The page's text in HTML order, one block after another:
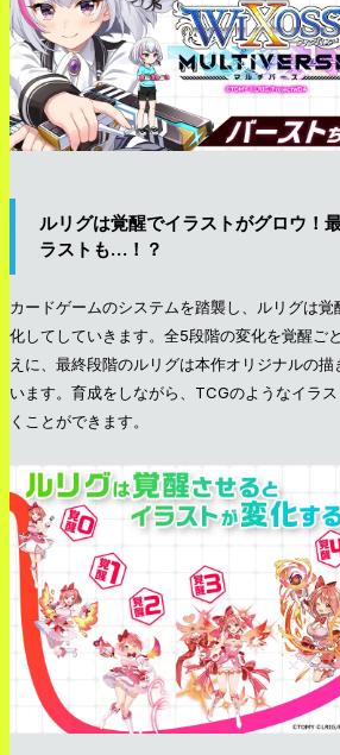
ルリグは覚醒でイラストがグロウ！
ラストも…！？
カードゲームのシステムを踏襲し、ルリグは
化してしていきます。全5段階の変化を覚醒ご
えに、最終段階のルリグは本作オリジナルの
います。育成をしながら、TCGのようなイラ
くことができます。